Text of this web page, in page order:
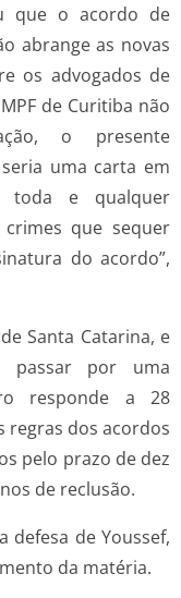
que o acordo de
abrange as novas
os advogados de
de Curitiba não
o presente
uma carta em
toda e qualquer
que sequer
do acordo”,
Santa Catarina, e
passar por uma
responde a 28
regras dos acordos
pelo prazo de dez
de reclusão.
de Youssef,
da matéria.